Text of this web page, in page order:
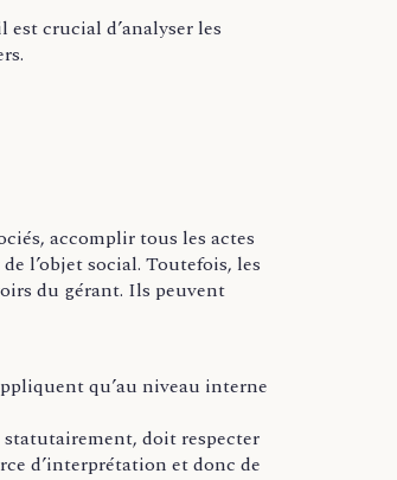
crucial d’analyser les
accomplir tous les actes
l’objet social. Toutefois, les
du gérant. Ils peuvent
qu’au niveau interne
statutairement, doit respecter
d’interprétation et donc de